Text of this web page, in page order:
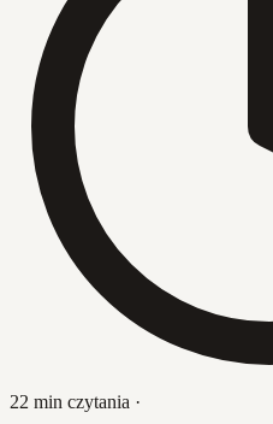
22 min czytania ·